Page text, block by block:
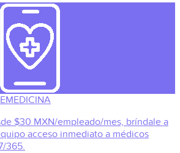
$30 MXN/empleado/mes, bríndale a
acceso inmediato a médicos
365.